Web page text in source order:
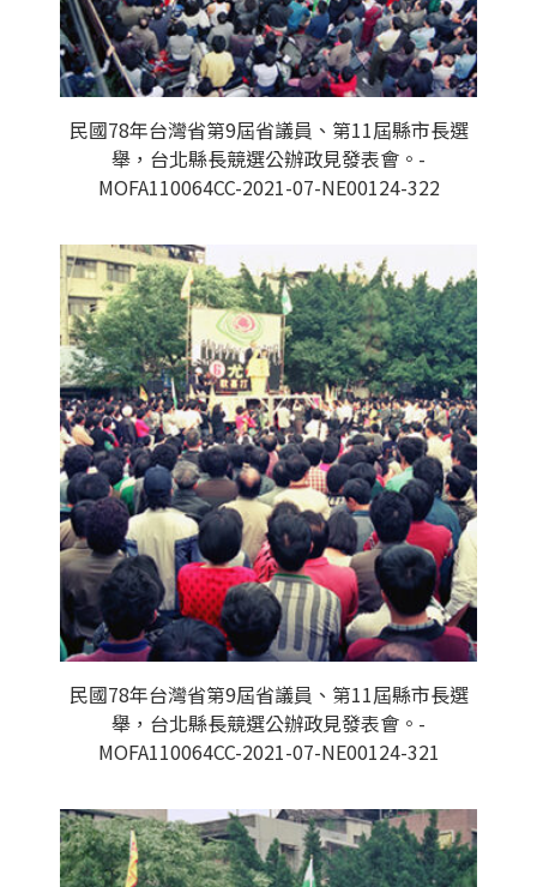
民國78年台灣省第9屆省議員、第11屆縣市長選
舉，台北縣長競選公辦政見發表會。-
MOFA110064CC-2021-07-NE00124-322
民國78年台灣省第9屆省議員、第11屆縣市長選
舉，台北縣長競選公辦政見發表會。-
MOFA110064CC-2021-07-NE00124-321